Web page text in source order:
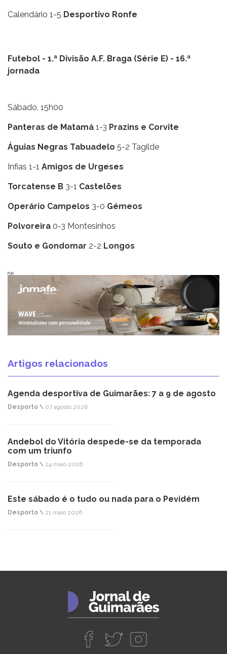
Calendário 1-5 Desportivo Ronfe
Futebol - 1.ª Divisão A.F. Braga (Série E) - 16.ª
jornada
Sábado, 15h00
Panteras de Matamá 1-3 Prazins e Corvite
Águias Negras Tabuadelo 5-2 Tagilde
Infias 1-1 Amigos de Urgeses
Torcatense B 3-1 Castelões
Operário Campelos 3-0 Gémeos
Polvoreira 0-3 Montesinhos
Souto e Gondomar 2-2 Longos
Pub
Artigos relacionados
Agenda desportiva de Guimarães: 7 a 9 de agosto
Desporto \ 07 agosto 2026
Andebol do Vitória despede-se da temporada
com um triunfo
Desporto \ 24 maio 2026
Este sábado é o tudo ou nada para o Pevidém
Desporto \ 21 maio 2026